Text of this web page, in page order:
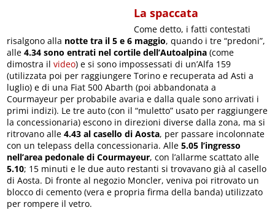
La spaccata
Come detto, i fatti contestati
risalgono alla notte tra il 5 e 6 maggio, quando i tre “predoni”,
alle4.34 sono entrati nel cortile dell’Autoalpina (come
dimostra ilvideo) e si sono impossessati di un’Alfa 159
(utilizzata poi per raggiungere Torino e recuperata ad Asti a
luglio) e di una Fiat 500 Abarth (poi abbandonata a
Courmayeur per probabile avaria e dalla quale sono arrivati i
primi indizi). Le tre auto (con il “muletto” usato per raggiungere
la concessionaria) escono in direzioni diverse dalla zona, ma si
ritrovano alle4.43 al casello di Aosta, per passare incolonnate
con un telepass della concessionaria. Alle5.05 l’ingresso
nell’area pedonale di Courmayeur, con l’allarme scattato alle
5.10; 15 minuti e le due auto restanti si trovavano già al casello
di Aosta. Di fronte al negozio Moncler, veniva poi ritrovato un
blocco di cemento (vera e propria firma della banda) utilizzato
per rompere il vetro.